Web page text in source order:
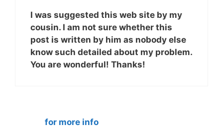
I was suggested this web site by my
cousin. I am not sure whether this
post is written by him as nobody else
know such detailed about my problem.
You are wonderful! Thanks!
for more info